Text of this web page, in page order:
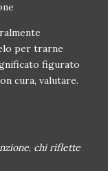
per trarne
figurato
cura, valutare.
, chi riflette